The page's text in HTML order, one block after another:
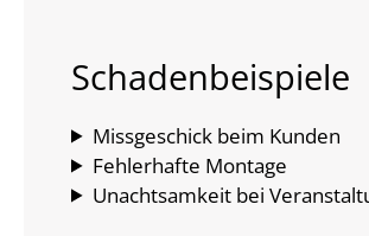
Schadenbeispiele
Missgeschick beim Kunden
Fehlerhafte Montage
Unachtsamkeit bei